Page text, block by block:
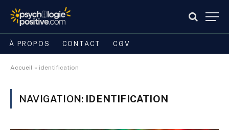
À PROPOS CONTACT CGV
Accueil » identification
NAVIGATION: IDENTIFICATION